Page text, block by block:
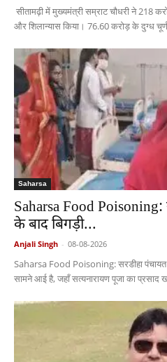
सीतामढ़ी में मुख्यमंत्री सम्राट चौधरी ने 218
और शिलान्यास किया। 76.60 करोड़ के दुग्ध
Saharsa
Saharsa Food
के बाद बिगड़ी...
Anjali Singh - 08-08-2026
Saharsa Food Poisoning: सरडीहा पंचायत
सामने आई है, जहाँ सत्यनारायण पूजा का प्रसाद